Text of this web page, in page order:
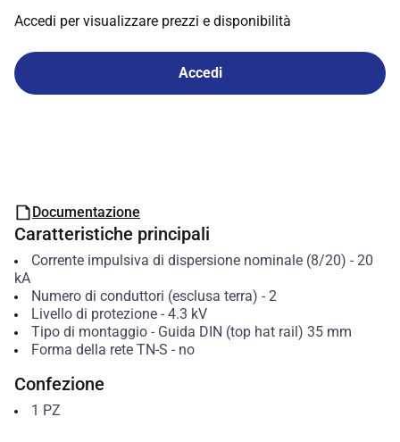
Accedi per visualizzare prezzi e disponibilità
Accedi
Documentazione
Caratteristiche principali
Corrente impulsiva di dispersione nominale (8/20) - 20
kA
Numero di conduttori (esclusa terra) - 2
Livello di protezione- 4.3 kV
Tipo di montaggio- Guida DIN (top hat rail) 35 mm
Forma della rete TN-S - no
Confezione
1 PZ